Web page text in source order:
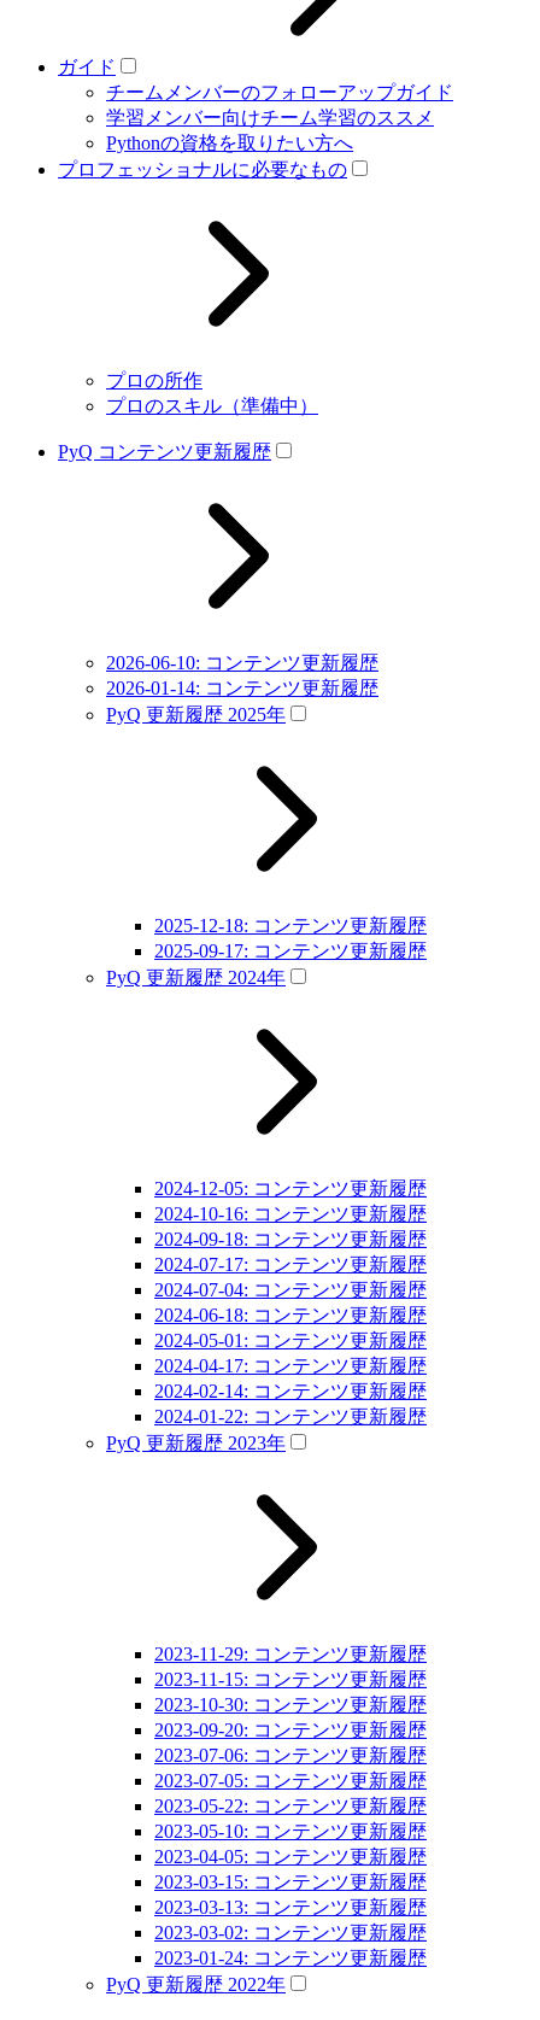
ガイド
チームメンバーのフォローアップガイド
学習メンバー向けチーム学習のススメ
Pythonの資格を取りたい方へ
プロフェッショナルに必要なもの
プロの所作
プロのスキル（準備中）
PyQ コンテンツ更新履歴
2026-06-10: コンテンツ更新履歴
2026-01-14: コンテンツ更新履歴
PyQ 更新履歴 2025年
2025-12-18: コンテンツ更新履歴
2025-09-17: コンテンツ更新履歴
PyQ 更新履歴 2024年
2024-12-05: コンテンツ更新履歴
2024-10-16: コンテンツ更新履歴
2024-09-18: コンテンツ更新履歴
2024-07-17: コンテンツ更新履歴
2024-07-04: コンテンツ更新履歴
2024-06-18: コンテンツ更新履歴
2024-05-01: コンテンツ更新履歴
2024-04-17: コンテンツ更新履歴
2024-02-14: コンテンツ更新履歴
2024-01-22: コンテンツ更新履歴
PyQ 更新履歴 2023年
2023-11-29: コンテンツ更新履歴
2023-11-15: コンテンツ更新履歴
2023-10-30: コンテンツ更新履歴
2023-09-20: コンテンツ更新履歴
2023-07-06: コンテンツ更新履歴
2023-07-05: コンテンツ更新履歴
2023-05-22: コンテンツ更新履歴
2023-05-10: コンテンツ更新履歴
2023-04-05: コンテンツ更新履歴
2023-03-15: コンテンツ更新履歴
2023-03-13: コンテンツ更新履歴
2023-03-02: コンテンツ更新履歴
2023-01-24: コンテンツ更新履歴
PyQ 更新履歴 2022年